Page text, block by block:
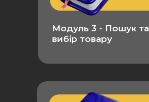
Модуль 3 - Пошук та
вибір товару